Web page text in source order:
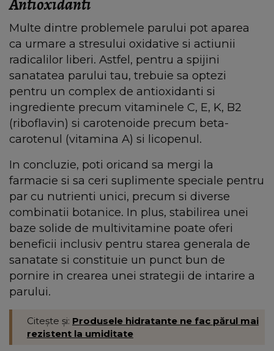
Multe dintre problemele parului pot aparea
ca urmare a stresului oxidative si actiunii
radicalilor liberi. Astfel, pentru a spijini
sanatatea parului tau, trebuie sa optezi
pentru un complex de antioxidanti si
ingrediente precum vitaminele C, E, K, B2
(riboflavin) si carotenoide precum beta-
carotenul (vitamina A) si licopenul.
In concluzie, poti oricand sa mergi la
farmacie si sa ceri suplimente speciale pentru
par cu nutrienti unici, precum si diverse
combinatii botanice. In plus, stabilirea unei
baze solide de multivitamine poate oferi
beneficii inclusiv pentru starea generala de
sanatate si constituie un punct bun de
pornire in crearea unei strategii de intarire a
parului.
Citește și: Produsele hidratante ne fac părul mai
rezistent la umiditate